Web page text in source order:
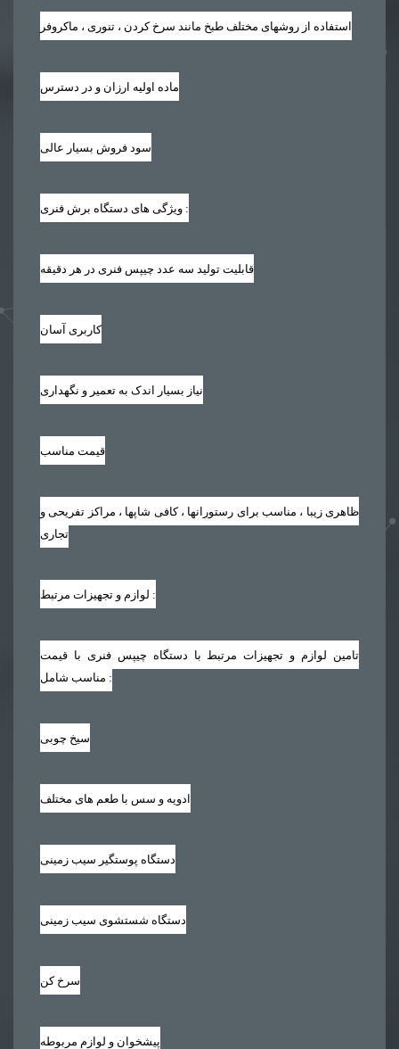
استفاده از روشهای مختلف طبخ مانند سرخ کردن ، تنوری ، ماکروفر
ماده اولیه ارزان و در دسترس
سود فروش بسیار عالی
ویژگی های دستگاه برش فنری :
قابلیت تولید سه عدد چیپس فنری در هر دقیقه
کاربری آسان
نیاز بسیار اندک به تعمیر و نگهداری
قیمت مناسب
ظاهری زیبا ، مناسب برای رستورانها ، کافی شاپها ، مراکز تفریحی و
تجاری
لوازم و تجهیزات مرتبط :
تامین لوازم و تجهیزات مرتبط با دستگاه چیپس فنری با قیمت
مناسب شامل :
سیخ چوبی
ادویه و سس با طعم های مختلف
دستگاه پوستگیر سیب زمینی
دستگاه شستشوی سیب زمینی
سرخ کن
پیشخوان و لوازم مربوطه